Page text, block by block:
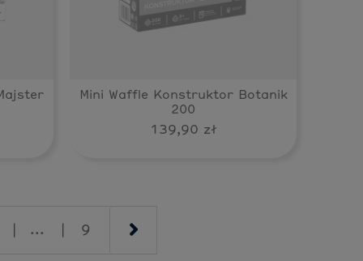
Mini Waffle Konstruktor Botanik
200
139,90 zł
... 9